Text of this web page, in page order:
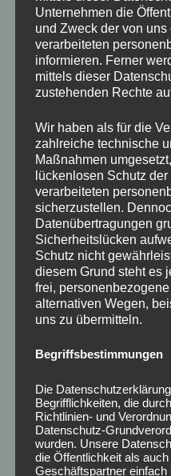
regionalgeschichtliche
Tipps und auch z.B.: eine
oder ein Familienblatt.
Der nächste Schritt in die
Meine nächste Überlegung
Stammbaum anzulegen.
Bereits 2014 habe ich
begonnen einen
bis zu einer gewissen
Doch um alles nutzen zu
Abonnement abschließen.
Zeit – Daten und
Man bekommt immer
Verwandte, aber es war für
das Richtige dabei. Und
gerade das gelbe vom Ei….
Plattformen aus und kam zu
Hobby kostet Geld. Und es
überschaubaren Bereich.
Praktischerweise kann man
Stammbaum herunterladen
Unternehmen die
und Zweck der von
verarbeiteten
informieren. Ferner
mittels dieser
zustehenden Rechte
Wir haben als für die
zahlreiche technische
Maßnahmen
lückenlosen Schutz
verarbeiteten
sicherzustellen.
Datenübertragungen
Sicherheitslücken
Schutz nicht
diesem Grund steht es
frei,
alternativen Wegen,
uns zu übermitteln.
Begriffsbestimmungen
Die
Begrifflichkeiten, die
Richtlinien- und
Datenschutz-
wurden. Unsere
die Öffentlichkeit als
Geschäftspartner